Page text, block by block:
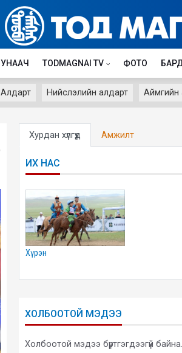
УНААЧ TODMAGNAI TV ФОТО
Алдарт Нийслэлийн алдарт Аймгийн
Хурдан хүлгүүд Амжилт
ИХ НАС
хүрэн
ХОЛБООТОЙ МЭДЭЭ
Холбоотой мэдээ бүртгэгдээгүй байна.